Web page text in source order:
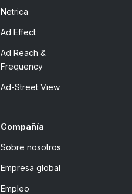
Netrica
Ad Effect
Ad Reach &
Frequency
Ad-Street View
Compañía
Sobre nosotros
Empresa global
Empleo